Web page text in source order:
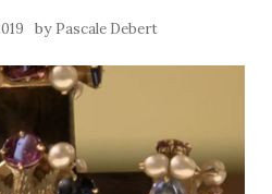
by Pascale Debert